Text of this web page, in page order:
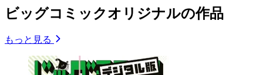
ビッグコミックオリジナルの作品
もっと見る